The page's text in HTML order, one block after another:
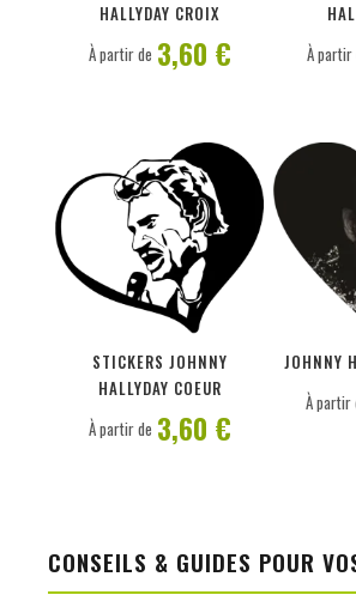
HALLYDAY CROIX
À partir de 3,60 € À partir
STICKERS JOHNNY
HALLYDAY COEUR
PERSONNALISER
À partir de 3,60 €
JOHNNY
À partir
CONSEILS & GUIDES POUR